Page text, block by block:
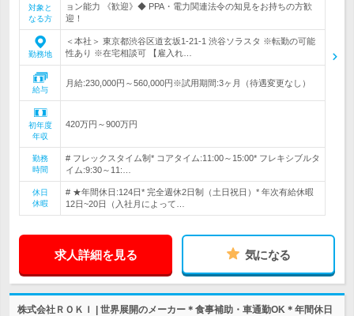
対象と
なる方
ョン能力 《歓迎》◆ PPA・電力関連法令の知見をお持ちの方歓
迎！
勤務地
＜本社＞ 東京都渋谷区道玄坂1-21-1 渋谷ソラスタ ※転勤の可能
性あり ※在宅相談可 【雇入れ…
給与
月給:230,000円～560,000円※試用期間:3ヶ月（待遇変更なし）
初年度
年収
420万円～900万円
勤務
時間
# フレックスタイム制* コアタイム:11:00～15:00* フレキシブルタ
イム:9:30～11:…
休日
休暇
# ★年間休日:124日* 完全週休2日制（土日祝日）* 年次有給休暇
12日~20日（入社月によって…
求人詳細を見る 気になる
株式会社ＲＯＫＩ | 世界展開のメーカー＊食事補助・車通勤OK＊年間休日